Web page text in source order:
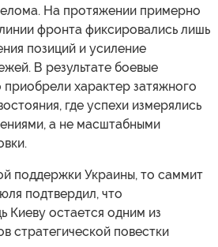
На протяжении примерно
фронта фиксировались лишь
позиций и усиление
В результате боевые
приобрели характер затяжного
где успехи измерялись
а не масштабными
поддержки Украины, то саммит
подтвердил, что
Киеву остается одним из
стратегической повестки